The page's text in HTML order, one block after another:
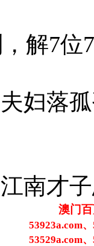
解7位
妇落
南才
澳门
53923a.com
53529a.com